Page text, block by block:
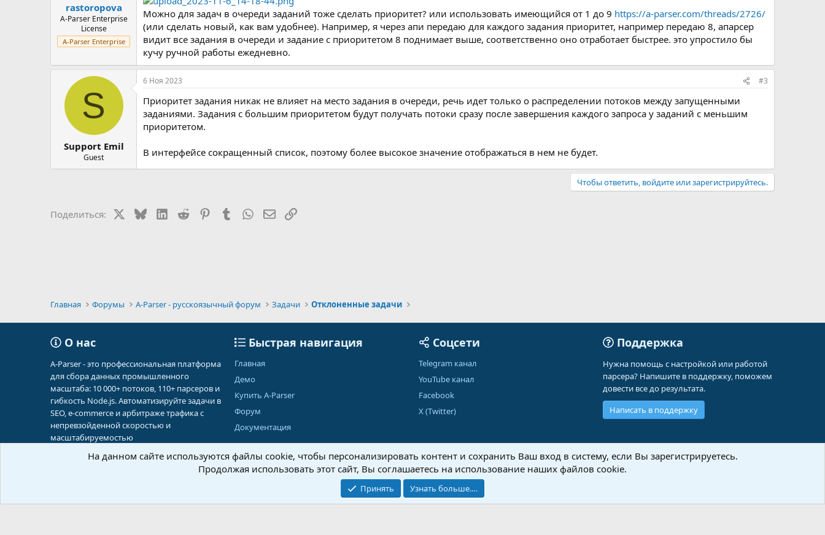
rastoropova
A-Parser Enterprise
License
A-Parser Enterprise
Можно для задач в очереди заданий тоже сделать приоритет? или использовать имеющийся от 1 до 9 https://a-parser.com/threads/2726/
(или сделать новый, как вам удобнее). Например, я через апи передаю для каждого задания приоритет, например передаю 8, апарсер
видит все задания в очереди и задание с приоритетом 8 поднимает выше, соответственно оно отработает быстрее. это упростило бы
кучу ручной работы ежедневно.
S
Support Emil
Guest
6 Ноя 2023 #3
Приоритет задания никак не влияет на место задания в очереди, речь идет только о распределении потоков между запущенными
заданиями. Задания с большим приоритетом будут получать потоки сразу после завершения каждого запроса у заданий с меньшим
приоритетом.
В интерфейсе сокращенный список, поэтому более высокое значение отображаться в нем не будет.
Чтобы ответить, войдите или зарегистрируйтесь.
Поделиться: BlueskyLinkedIn
Reddit PinterestTumblrWhatsAppЭлектронная почта
Ссылка
Главная Форумы A-Parser - русскоязычный форум Задачи Отклоненные задачи
О нас
A-Parser - это профессиональная платформа
для сбора данных промышленного
масштаба: 10 000+ потоков, 110+ парсеров и
гибкость Node.js. Автоматизируйте задачи в
SEO, e-commerce и арбитраже трафика с
непревзойденной скоростью и
масштабируемостью
Быстрая навигация
Главная
Демо
Купить A-Parser
Форум
Документация
Соцсети
Telegram канал
YouTube канал
Facebook
X (Twitter)
Поддержка
Нужна помощь с настройкой или работой
парсера? Напишите в поддержку, поможем
довести все до результата.
Написать в поддержку
Обратная связь Условия и правила Политика конфиденциальности
Community platform by XenForo® © 2010-2026 XenForo Ltd.
На данном сайте используются файлы cookie, чтобы персонализировать контент и сохранить Ваш вход в систему, если Вы зарегистрируетесь.
Продолжая использовать этот сайт, Вы соглашаетесь на использование наших файлов cookie.
Принять Узнать больше.…